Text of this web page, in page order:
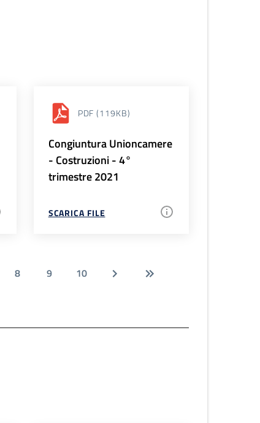
PDF (119KB)
Congiuntura Unioncamere
- Costruzioni - 4°
trimestre 2021
SCARICA FILE
8 9 10